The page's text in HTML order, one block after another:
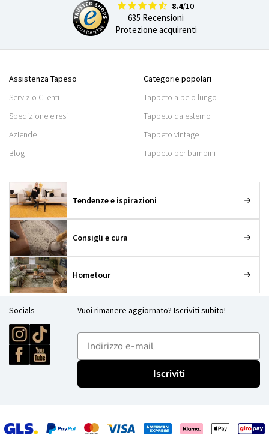
8.4/10
635 Recensioni
Protezione acquirenti
Assistenza Tapeso
Servizio Clienti
Spedizione e resi
Aziende
Blog
Categorie popolari
Tappeto a pelo lungo
Tappeto da esterno
Tappeto vintage
Tappeto per bambini
Tendenze e ispirazioni
Consigli e cura
Hometour
Socials Vuoi rimanere aggiornato? Iscriviti subito!
E-mailadres
Iscriviti